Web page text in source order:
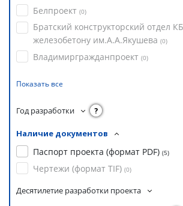
Белпроект (0)
Братский конструкторский отдел
железобетону им.А.А.Якушева (0)
Владимиргражданпроект (0)
Показать все
Год разработки ?
Наличие документов
Паспорт проекта (формат PDF) (5)
Чертежи (формат TIF) (0)
Десятилетие разработки проекта